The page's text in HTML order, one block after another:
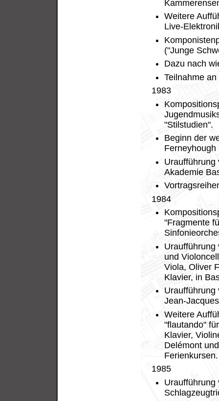
Weitere
Live-
("Junge
Dazu nach
Teilnahme
1983
"Stilstudien".
Beginn der
Ferneyhough
Uraufführung
Akademie
1984
"Fragmente
Uraufführung
und
Viola, Oliver
Klavier, in
Uraufführung
Jean-
Weitere
"flautando"
Klavier,
Delémont
Ferienkursen.
1985
Uraufführung